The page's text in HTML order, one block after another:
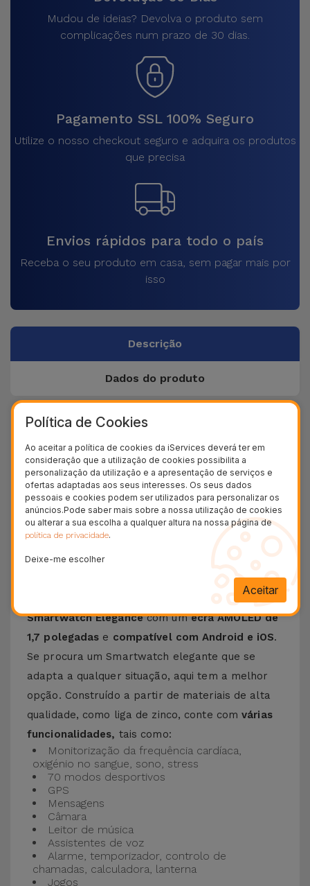
Mudou de ideias? Devolva o produto sem
complicações num prazo de 30 dias.
Pagamento SSL 100% Seguro
Utilize o nosso checkout seguro e adquira os produtos
que precisa
Envios rápidos para todo o país
Receba o seu produto em casa, sem pagar mais por
isso
Descrição
Dados do produto
Garantia Duradoura
36 Meses
Entrega Grátis
24H
Descubra o Smartwatch Elegance
da iServices
Apresentamos o novo relógio da iServices, o
Smartwatch Elegancecom umecrã AMOLED de
1,7 polegadas e compatível com Android e iOS.
Se procura um Smartwatch elegante que se
adapta a qualquer situação, aqui tem a melhor
opção. Construído a partir de materiais de alta
qualidade, como liga de zinco, conte comvárias
funcionalidades, tais como:
Monitorização da frequência cardíaca,
oxigénio no sangue, sono, stress
70 modos desportivos
GPS
Mensagens
Câmara
Leitor de música
Assistentes de voz
Alarme, temporizador, controlo de
chamadas, calculadora, lanterna
Jogos
Política de Cookies
Ao aceitar a política de cookies da iServices deverá ter em
consideração que a utilização de cookies possibilita a
personalização da utilização e a apresentação de serviços e
ofertas adaptadas aos seus interesses. Os seus dados
pessoais e cookies podem ser utilizados para personalizar os
anúncios.Pode saber mais sobre a nossa utilização de cookies
ou alterar a sua escolha a qualquer altura na nossa página de
política de privacidade.
Deixe-me escolher
Aceitar